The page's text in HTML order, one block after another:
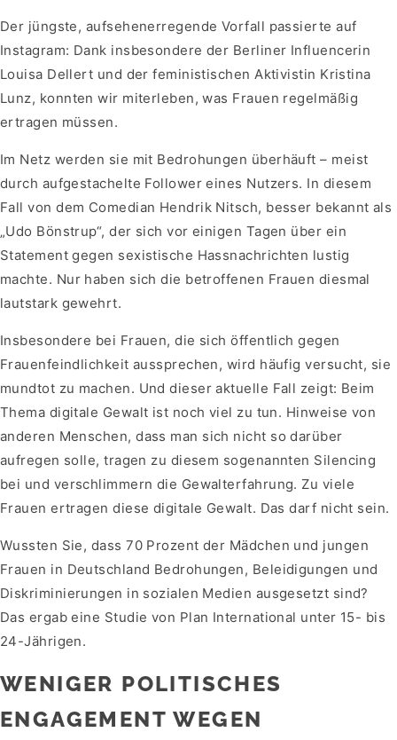
Der jüngste, aufsehenerregende Vorfall passierte auf
Instagram: Dank insbesondere der Berliner Influencerin
Louisa Dellert und der feministischen Aktivistin Kristina
Lunz, konnten wir miterleben, was Frauen regelmäßig
ertragen müssen.
Im Netz werden sie mit Bedrohungen überhäuft – meist
durch aufgestachelte Follower eines Nutzers. In diesem
Fall von dem Comedian Hendrik Nitsch, besser bekannt als
„Udo Bönstrup“, der sich vor einigen Tagen über ein
Statement gegen sexistische Hassnachrichten lustig
machte. Nur haben sich die betroffenen Frauen diesmal
lautstark gewehrt.
Insbesondere bei Frauen, die sich öffentlich gegen
Frauenfeindlichkeit aussprechen, wird häufig versucht, sie
mundtot zu machen. Und dieser aktuelle Fall zeigt: Beim
Thema digitale Gewalt ist noch viel zu tun. Hinweise von
anderen Menschen, dass man sich nicht so darüber
aufregen solle, tragen zu diesem sogenannten Silencing
bei und verschlimmern die Gewalterfahrung. Zu viele
Frauen ertragen diese digitale Gewalt. Das darf nicht sein.
Wussten Sie, dass 70 Prozent der Mädchen und jungen
Frauen in Deutschland Bedrohungen, Beleidigungen und
Diskriminierungen in sozialen Medien ausgesetzt sind?
Das ergab eine Studie von Plan International unter 15- bis
24-Jährigen.
WENIGER POLITISCHES
ENGAGEMENT WEGEN